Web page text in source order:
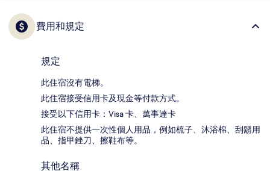
費用和規定
規定
此住宿沒有電梯。
此住宿接受信用卡及現金等付款方式。
接受以下信用卡：Visa 卡、萬事達卡
此住宿不提供一次性個人用品，例如梳子、沐浴棉、刮鬍用
品、指甲銼刀、擦鞋布等。
其他名稱